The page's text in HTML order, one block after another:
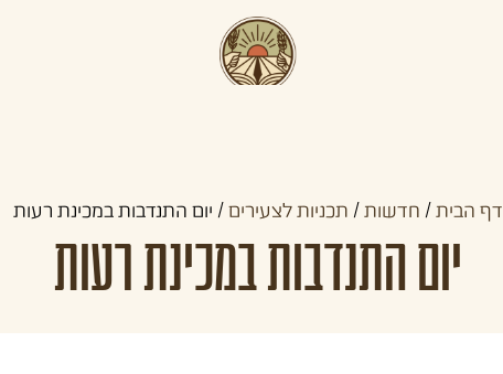
דף הבית / חדשות / תכניות לצעירים / יום התנדבות במכינת רעות
יום התנדבות במכינת רעות